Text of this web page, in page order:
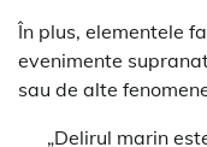
În plus, elementele
evenimente
sau de alte
„Delirul marin